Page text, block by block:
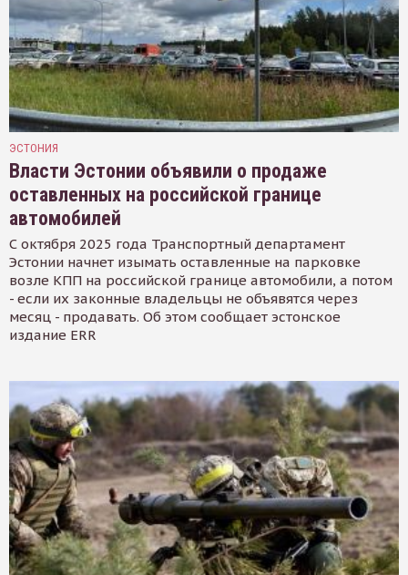
ЭСТОНИЯ
Власти Эстонии объявили о продаже
оставленных на российской границе
автомобилей
С октября 2025 года Транспортный департамент
Эстонии начнет изымать оставленные на парковке
возле КПП на российской границе автомобили, а потом
- если их законные владельцы не объявятся через
месяц - продавать. Об этом сообщает эстонское
издание ERR